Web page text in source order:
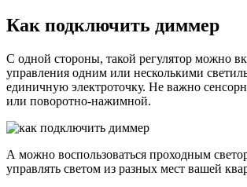
Как подключить диммер
С одной стороны, такой регулятор можно
управления одним или несколькими
единичную электроточку. Не важно
или поворотно-нажимной.
А можно воспользоваться проходным
управлять светом из разных мест вашей